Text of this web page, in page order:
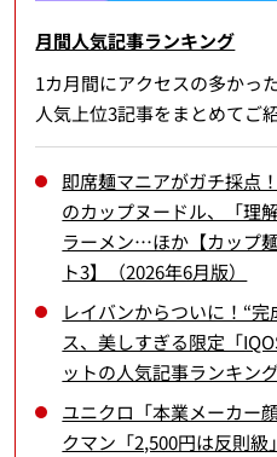
月間人気記事ランキング
1カ月間にアクセスの多かっ
人気上位3記事をまとめてご紹
即席麺マニアがガチ採点
のカップヌードル、「理
ラーメン…ほか【カップ
ト3】（2026年6月版）
レイバンからついに！“
ス、美しすぎる限定「
ットの人気記事ランキン
ユニクロ「本業メーカー
クマン「2,500円は反則